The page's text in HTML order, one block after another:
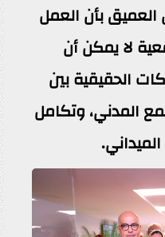
بأن العمل
لا يمكن أن
الحقيقية بين
المدني، وتكامل